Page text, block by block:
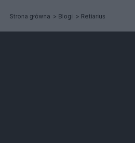
Strona główna Blogi Retiarius